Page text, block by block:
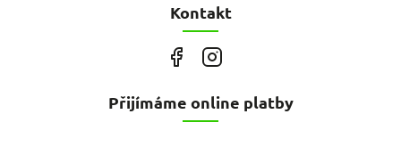
Kontakt
Přijímáme online platby